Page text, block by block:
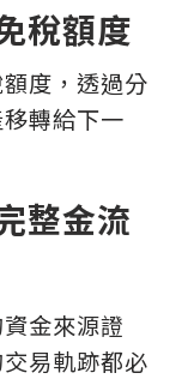
稅額度
度，透過分
轉給下一
整金流
金來源證
易軌跡都必